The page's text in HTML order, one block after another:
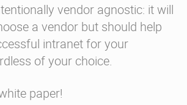
vendor agnostic: it will
a vendor but should help
intranet for your
of your choice.
paper!